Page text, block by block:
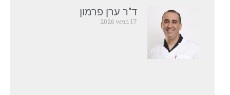
ד"ר ערן פרמון
17 במאי 2026